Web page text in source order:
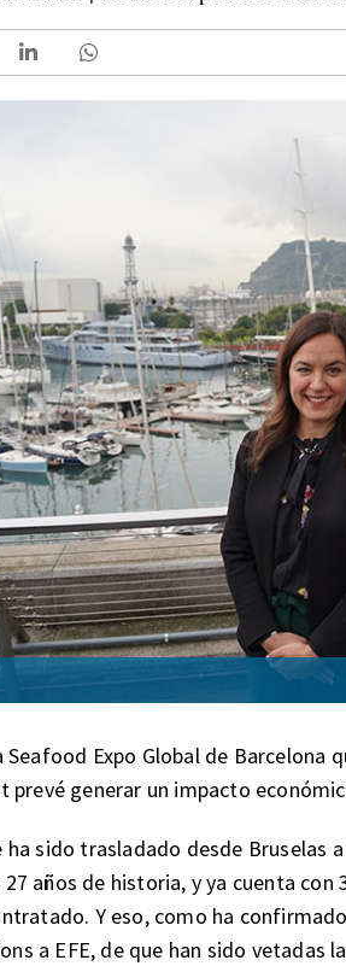
Seafood Expo Global de Barcelona
prevé generar un impacto
ha sido trasladado desde Bruselas
años de historia, y ya cuenta
Y eso, como ha
a EFE, de que han sido vetadas